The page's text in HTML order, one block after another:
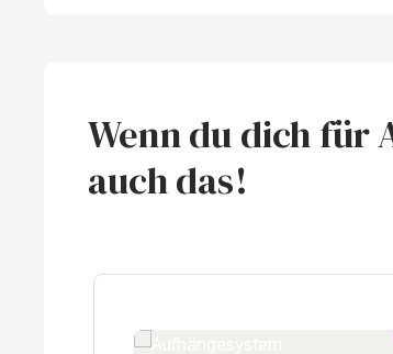
Wenn du dich
auch das!